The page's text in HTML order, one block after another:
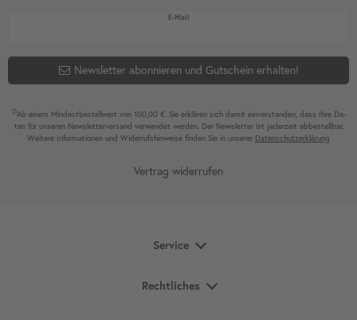
E-MailNewsletter Honig
Newsletter abonnieren und Gutschein erhalten!
2)Ab einem Mindest­bestell­wert von 100,00 €. Sie erklären sich damit ein­ver­standen, dass Ihre Da­
ten für unseren News­letter­versand ver­wen­det werden. Der News­letter ist jeder­zeit ab­bestel­lbar.
Weitere Infor­mationen und Wider­rufshin­weise finden Sie in unserer Daten­schutz­erklärung
Vertrag widerrufen
Service
Rechtliches